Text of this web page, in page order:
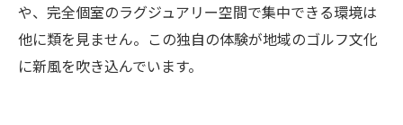
や、完全個室のラグジュアリー空間で集中できる環境は
他に類を見ません。この独自の体験が地域のゴルフ文化
に新風を吹き込んでいます。